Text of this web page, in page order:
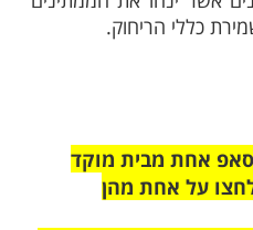
של הרב ברחוב
אלפי היהודים
הנוראים ובחג
התקהלות בעת